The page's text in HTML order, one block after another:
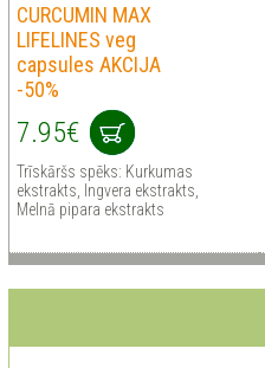
CURCUMIN MAX
LIFELINES veg
capsules AKCIJA
-50%
7.95€
Trīskāršs spēks: Kurkumas
ekstrakts, Ingvera ekstrakts,
Melnā pipara ekstrakts